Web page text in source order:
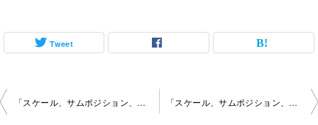
Tweet
投
「スケール、サムポジション、理論4」新宿教室2024年-2月5日-no0033-1122 「スケール、サムポジション、理論5」新宿教室2024年-2月24日-no0033-1122